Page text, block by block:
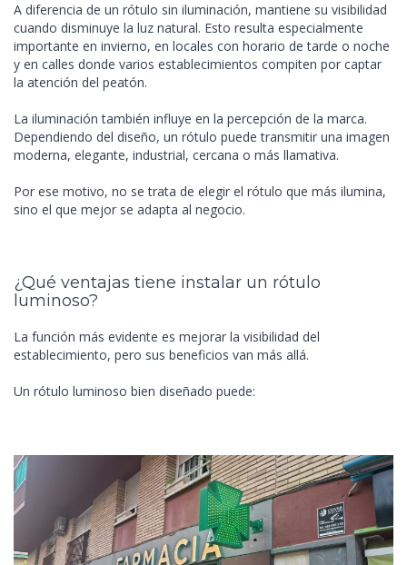
A diferencia de un rótulo sin iluminación, mantiene su visibilidad
cuando disminuye la luz natural. Esto resulta especialmente
importante en invierno, en locales con horario de tarde o noche
y en calles donde varios establecimientos compiten por captar
la atención del peatón.
La iluminación también influye en la percepción de la marca.
Dependiendo del diseño, un rótulo puede transmitir una imagen
moderna, elegante, industrial, cercana o más llamativa.
Por ese motivo, no se trata de elegir el rótulo que más ilumina,
sino el que mejor se adapta al negocio.
¿Qué ventajas tiene instalar un rótulo
luminoso?
La función más evidente es mejorar la visibilidad del
establecimiento, pero sus beneficios van más allá.
Un rótulo luminoso bien diseñado puede: